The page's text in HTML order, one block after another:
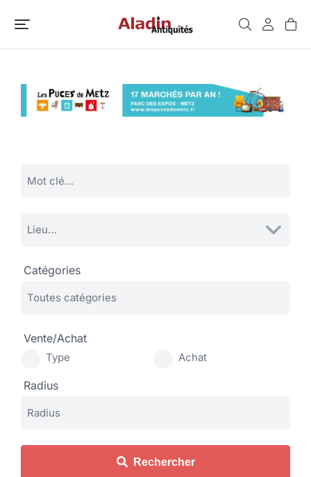
Catégories
Vente/Achat
Type Achat
Radius
Rechercher